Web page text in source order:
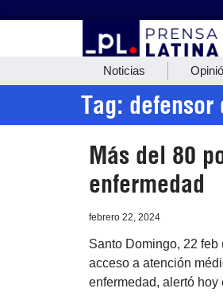
Noticias
Tag: defensor
Más del 80
enfermedad
febrero 22, 2024
Santo Domingo, 22
acceso a atención
enfermedad, alertó